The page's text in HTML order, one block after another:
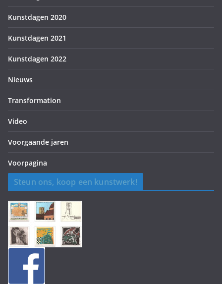
Kunstdagen 2020
Kunstdagen 2021
Kunstdagen 2022
Nieuws
Transformation
Video
Voorgaande jaren
Voorpagina
Steun ons, koop een kunstwerk!